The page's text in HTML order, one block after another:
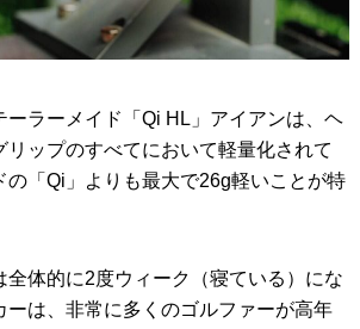
ーラーメイド「Qi HL」アイアンは、ヘ
リップのすべてにおいて軽量化されて
の「Qi」よりも最大で26g軽いことが特
全体的に2度ウィーク（寝ている）にな
ーは、非常に多くのゴルファーが高年